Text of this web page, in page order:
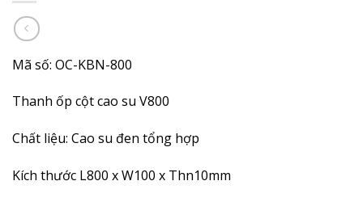
Mã số: OC-KBN-800
Thanh ốp cột cao su V800
Chất liệu: Cao su đen tổng hợp
Kích thước L800 x W100 x Thn10mm